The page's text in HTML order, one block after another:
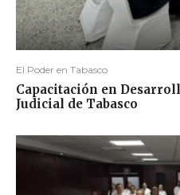
El Poder en Tabasco
Capacitación en
Judicial de Tabasco